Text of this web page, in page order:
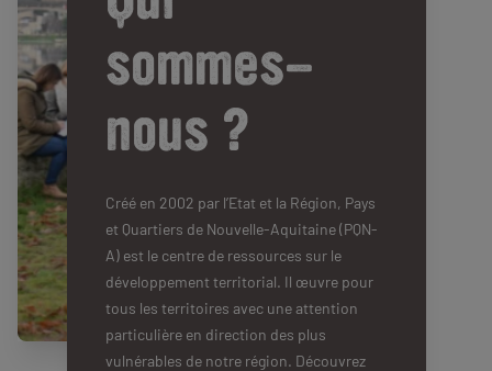
sommes-
nous ?
Créé en 2002 par l’Etat et la Région, Pays
et Quartiers de Nouvelle-Aquitaine (PQN-
A) est le centre de ressources sur le
développement territorial. Il œuvre pour
tous les territoires avec une attention
particulière en direction des plus
vulnérables de notre région. Découvrez